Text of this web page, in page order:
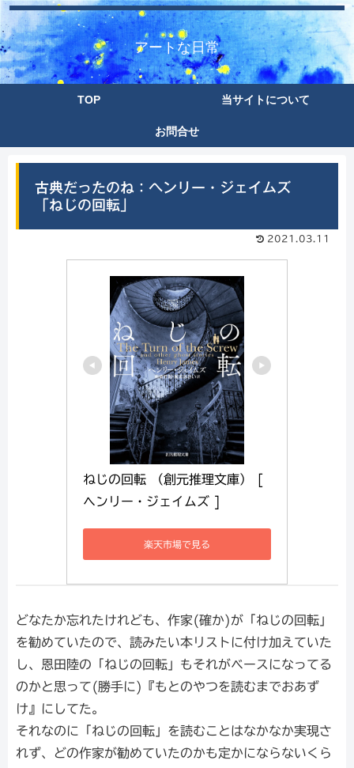
アートな日常
TOP 当サイトについて
お問合せ
古典だったのね：ヘンリー・ジェイムズ
「ねじの回転」
2021.03.11
ねじの回転 （創元推理文庫） [
ヘンリー・ジェイムズ ]
楽天市場で見る
どなたか忘れたけれども、作家(確か)が「ねじの回転」
を勧めていたので、読みたい本リストに付け加えていた
し、恩田陸の「ねじの回転」もそれがベースになってる
のかと思って(勝手に)『もとのやつを読むまでおあず
け』にしてた。
それなのに「ねじの回転」を読むことはなかなか実現さ
れず、どの作家が勧めていたのかも定かにならないくら